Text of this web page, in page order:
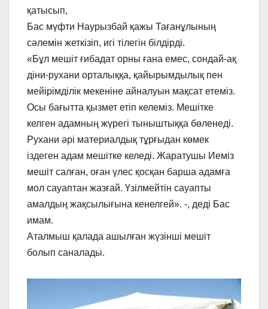
қатысып,
Бас мүфти Наурызбай қажы Тағанұлының
сәлемін жеткізіп, игі тілегін білдірді.
«Бұл мешіт ғибадат орны ғана емес, сондай-ақ
діни-рухани орталыққа, қайырымдылық пен
мейірімділік мекеніне айналуын мақсат етеміз.
Осы бағытта қызмет етіп келеміз. Мешітке
келген адамның жүрегі тыныштыққа бөленеді.
Рухани әрі материалдық тұрғыдан көмек
іздеген адам мешітке келеді. Жаратушы Иеміз
мешіт салған, оған үлес қосқан барша адамға
мол сауаптан жазғай. Үзілмейтін сауапты
амалдың жақсылығына кенелгей». -, деді Бас
имам.
Аталмыш қалада ашылған жүзінші мешіт
болып саналады.